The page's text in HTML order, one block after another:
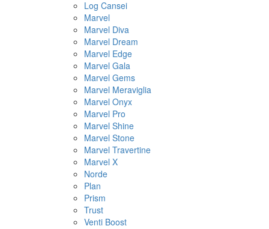
Log Cansei
Marvel
Marvel Diva
Marvel Dream
Marvel Edge
Marvel Gala
Marvel Gems
Marvel Meraviglia
Marvel Onyx
Marvel Pro
Marvel Shine
Marvel Stone
Marvel Travertine
Marvel X
Norde
Plan
Prism
Trust
Venti Boost